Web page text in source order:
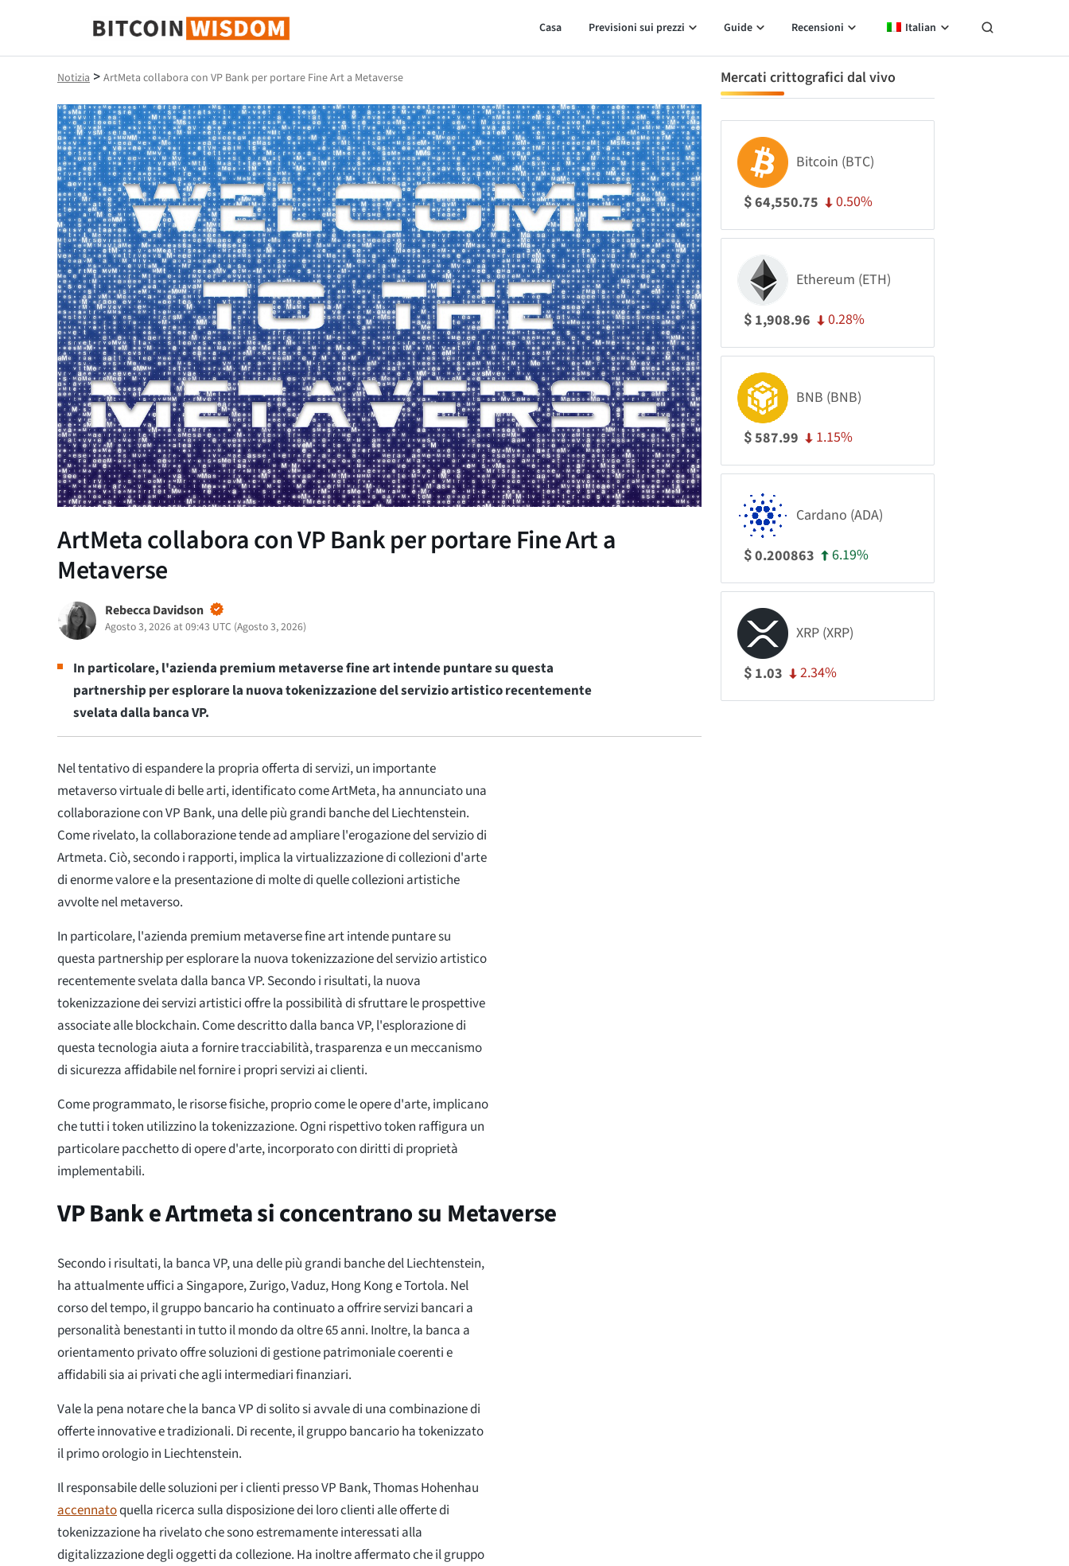
Saggezza Bitcoin
Casa Previsioni sui prezzi Guide Recensioni Italian
Notizia > ArtMeta collabora con VP Bank per portare Fine Art a Metaverse
ArtMeta collabora con VP Bank per portare Fine Art a
Metaverse
Rebecca Davidson
Agosto 3, 2026 at 09:43 UTC (Agosto 3, 2026)
In particolare, l'azienda premium metaverse fine art intende puntare su questa
partnership per esplorare la nuova tokenizzazione del servizio artistico recentemente
svelata dalla banca VP.
Nel tentativo di espandere la propria offerta di servizi, un importante
metaverso virtuale di belle arti, identificato come ArtMeta, ha annunciato una
collaborazione con VP Bank, una delle più grandi banche del Liechtenstein.
Come rivelato, la collaborazione tende ad ampliare l'erogazione del servizio di
Artmeta. Ciò, secondo i rapporti, implica la virtualizzazione di collezioni d'arte
di enorme valore e la presentazione di molte di quelle collezioni artistiche
avvolte nel metaverso.
In particolare, l'azienda premium metaverse fine art intende puntare su
questa partnership per esplorare la nuova tokenizzazione del servizio artistico
recentemente svelata dalla banca VP. Secondo i risultati, la nuova
tokenizzazione dei servizi artistici offre la possibilità di sfruttare le prospettive
associate alle blockchain. Come descritto dalla banca VP, l'esplorazione di
questa tecnologia aiuta a fornire tracciabilità, trasparenza e un meccanismo
di sicurezza affidabile nel fornire i propri servizi ai clienti.
Come programmato, le risorse fisiche, proprio come le opere d'arte, implicano
che tutti i token utilizzino la tokenizzazione. Ogni rispettivo token raffigura un
particolare pacchetto di opere d'arte, incorporato con diritti di proprietà
implementabili.
VP Bank e Artmeta si concentrano su Metaverse
Secondo i risultati, la banca VP, una delle più grandi banche del Liechtenstein,
ha attualmente uffici a Singapore, Zurigo, Vaduz, Hong Kong e Tortola. Nel
corso del tempo, il gruppo bancario ha continuato a offrire servizi bancari a
personalità benestanti in tutto il mondo da oltre 65 anni. Inoltre, la banca a
orientamento privato offre soluzioni di gestione patrimoniale coerenti e
affidabili sia ai privati che agli intermediari finanziari.
Vale la pena notare che la banca VP di solito si avvale di una combinazione di
offerte innovative e tradizionali. Di recente, il gruppo bancario ha tokenizzato
il primo orologio in Liechtenstein.
Il responsabile delle soluzioni per i clienti presso VP Bank, Thomas Hohenhau
accennatoquella ricerca sulla disposizione dei loro clienti alle offerte di
tokenizzazione ha rivelato che sono estremamente interessati alla
digitalizzazione degli oggetti da collezione. Ha inoltre affermato che il gruppo
Mercati crittografici dal vivo
Bitcoin (BTC)
$64,550.75 0.50%
Ethereum (ETH)
$ 1,908.96 0.28%
BNB (BNB)
$587.99 1.15%
Cardano (ADA)
$0.200863 6.19%
XRP (XRP)
$ 1.03 2.34%